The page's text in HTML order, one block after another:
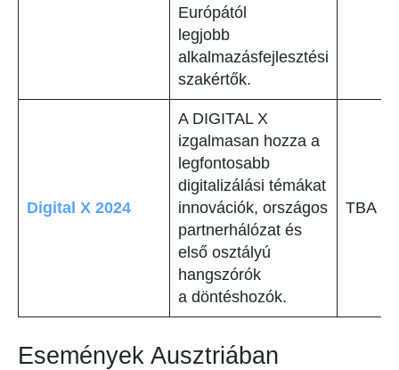
Európától
legjobb
alkalmazásfejlesztési
szakértők.
Digital X 2024
A DIGITAL X
izgalmasan hozza a
legfontosabb
digitalizálási témákat
innovációk, országos
partnerhálózat és
első osztályú
hangszórók
a döntéshozók.
TBA
Események Ausztriában